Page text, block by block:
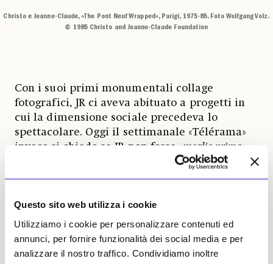
Questo sito web utilizza i cookie
Utilizziamo i cookie per personalizzare contenuti ed
annunci, per fornire funzionalità dei social media e per
analizzare il nostro traffico. Condividiamo inoltre
Christo e Jeanne-Claude, «The Pont Neuf Wrapped», Parigi, 1975-85. Foto Wolfgang Volz.
© 1985 Christo and Jeanne-Claude Foundation
Con i suoi primi monumentali collage
fotografici, JR ci aveva abituato a progetti in
cui la dimensione sociale precedeva lo
spettacolare. Oggi il settimanale «Télérama»
invece si chiede se JR non fosse «meglio prima»,
» dell’opera serviva
soprattutto a restituire visibilità agli esclusi
fascinazione erano un espediente e non solo
un fine. Le banlieue di Parigi, le favelas di Rio,
i campi profughi, il muro di confine tra
Israele e Gaza: in quei progetti, il dispositivo